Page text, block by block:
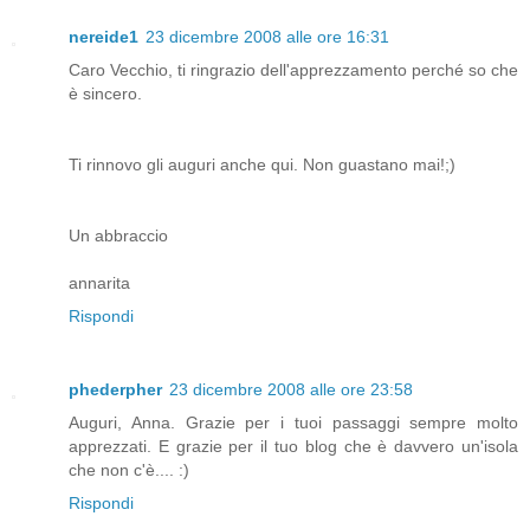
nereide1 23 dicembre 2008 alle ore 16:31
Caro Vecchio, ti ringrazio dell'apprezzamento perché so che
è sincero.
Ti rinnovo gli auguri anche qui. Non guastano mai!;)
Un abbraccio
annarita
Rispondi
phederpher 23 dicembre 2008 alle ore 23:58
Auguri, Anna. Grazie per i tuoi passaggi sempre molto
apprezzati. E grazie per il tuo blog che è davvero un'isola
che non c'è.... :)
Rispondi